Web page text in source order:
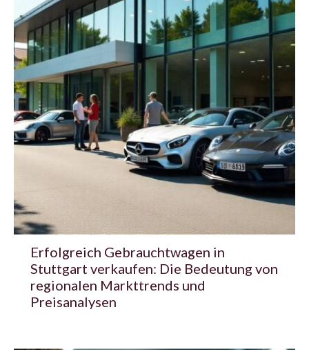
Erfolgreich Gebrauchtwagen in
Stuttgart verkaufen: Die Bedeutung von
regionalen Markttrends und
Preisanalysen